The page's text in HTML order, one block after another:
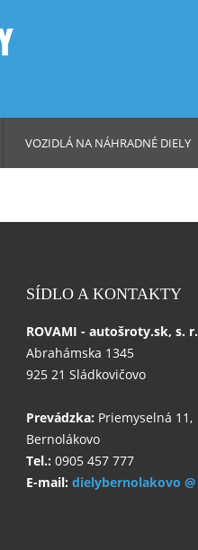
VOZIDLÁ NA NÁHRADNÉ DIELY
SÍDLO A KONTAKTY
ROVAMI - autošroty.sk, s.
Abrahámska 1345
925 21 Sládkovičovo
Prevádzka: Priemyselná 11,
Bernolákovo
Tel.: 0905 457 777
E-mail: dielybernolakovo